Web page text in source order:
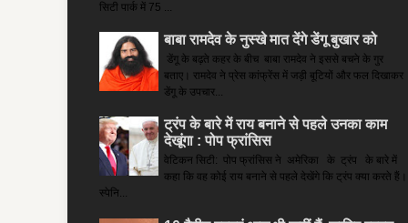
सिटी पार्क में 75 ...
बाबा रामदेव के नुस्खे मात देंगे डेंगू बुखार को
डेंगू के बढ़ते कहर के बीच बाबा रामदेव ने इससे बचने के गुर
बताए। रामदेव ने प्रेस कांफ्रेंस में जड़ी बूटियों और फल दिखाकर
डेंगू के उपचार...
ट्रंप के बारे में राय बनाने से पहले उनका काम
देखूंगा : पोप फ्रांसिस
वेटिकन सिटी: पोप फ्रांसिस ने अमेरिका के ट्रंप के बारे में
कहा कि वह कोई राय बनाने से पहले देखेंगे कि ट्रंप क्या करते हैं।
स्पेनि...